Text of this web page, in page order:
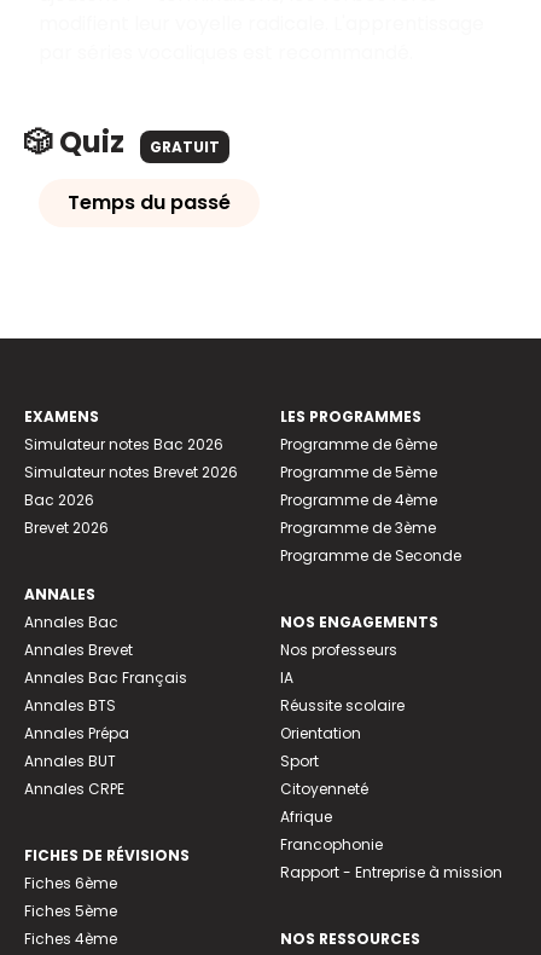
🎲 Quiz GRATUIT
Temps du passé
EXAMENS
Simulateur notes Bac 2026
Simulateur notes Brevet 2026
Bac 2026
Brevet 2026
ANNALES
Annales Bac
Annales Brevet
Annales Bac Français
Annales BTS
Annales Prépa
Annales BUT
Annales CRPE
FICHES DE RÉVISIONS
Fiches 6ème
Fiches 5ème
Fiches 4ème
LES PROGRAMMES
Programme de 6ème
Programme de 5ème
Programme de 4ème
Programme de 3ème
Programme de Seconde
NOS ENGAGEMENTS
Nos professeurs
IA
Réussite scolaire
Orientation
Sport
Citoyenneté
Afrique
Francophonie
Rapport - Entreprise à mission
NOS RESSOURCES